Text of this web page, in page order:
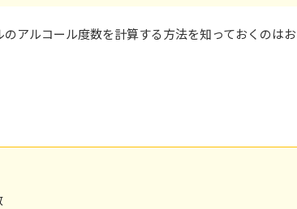
アルコール度数を計算する方法を知っておくのはお